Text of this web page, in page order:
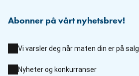
Abonner på vårt nyhetsbrev!
Vi varsler deg når maten din er på salg
Nyheter og konkurranser